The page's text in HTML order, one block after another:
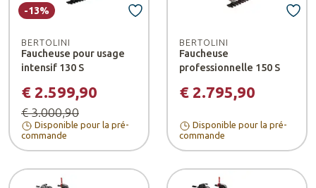
BERTOLINI
Faucheuse pour usage
intensif 130 S
€ 2.599,90
€ 3.000,90
-13%
Disponible pour la pré-
commande
BERTOLINI
Faucheuse
professionnelle 150 S
€ 2.795,90
Disponible pour la pré-
commande